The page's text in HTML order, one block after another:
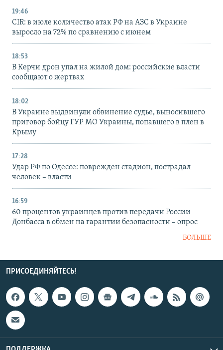
19:46
CIR: в июле количество атак РФ на АЗС в Украине
выросло на 72% по сравнению с июнем
18:53
В Керчи дрон упал на жилой дом: российские власти
сообщают о жертвах
18:02
В Украине выдвинули обвинение судье, выносившего
приговор бойцу ГУР МО Украины, попавшего в плен в
Крыму
17:28
Удар РФ по Одессе: поврежден стадион, пострадал
человек – власти
16:59
60 процентов украинцев против передачи России
Донбасса в обмен на гарантии безопасности – опрос
БОЛЬШЕ
ПРИСОЕДИНЯЙТЕСЬ!